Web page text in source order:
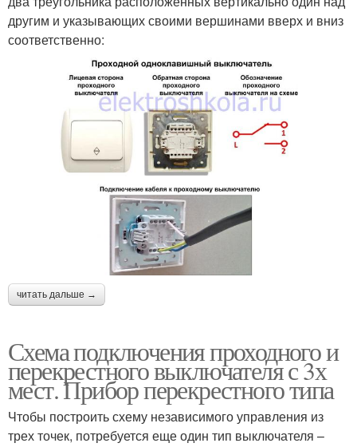
другим и указывающих своими вершинами вверх и вниз
соответственно:
читать дальше →
Схема подключения проходного и
перекрестного выключателя с 3х
мест. Прибор перекрестного типа
Чтобы построить схему независимого управления из
трех точек, потребуется еще один тип выключателя –